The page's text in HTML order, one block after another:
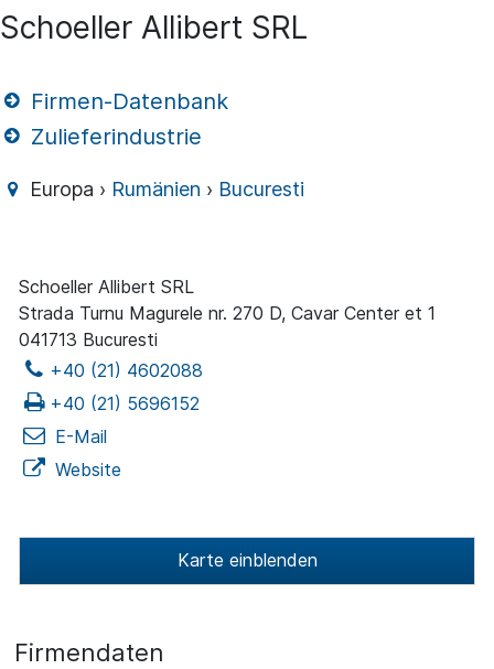
Schoeller Allibert SRL
Firmen-Datenbank
Zulieferindustrie
Europa › Rumänien › Bucuresti
Schoeller Allibert SRL
Strada Turnu Magurele nr. 270 D, Cavar Center et 1
041713 Bucuresti
+40 (21) 4602088
+40 (21) 5696152
E-Mail
Website
Karte einblenden
Firmendaten